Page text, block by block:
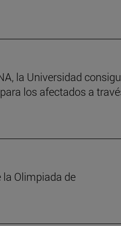
la Universidad
los afectados a
Olimpiada de